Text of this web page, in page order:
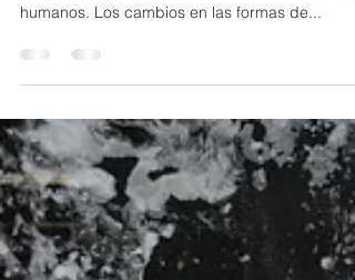
UNACEM: Covid-19: La
convivencia entre el ser humano
y el planeta
El Día Internacional de la Madre Tierra (22 de
abril) debe generar conciencia entre los seres
humanos. Los cambios en las formas de...